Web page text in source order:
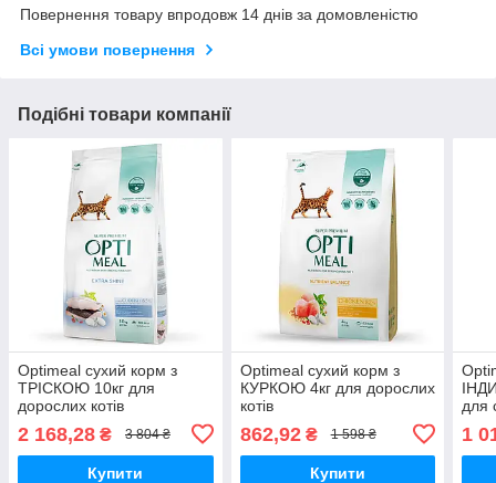
Повернення товару впродовж 14 днів за домовленістю
Всі умови повернення
Подібні товари компанії
Optimeal сухий корм з
ТРІСКОЮ 10кг для
дорослих котів
2 168,28 ₴ 3 804 ₴
Купити
Optimeal сухий корм з
КУРКОЮ 4кг для дорослих
котів
862,92₴ 1 598 ₴
Купити
для
1